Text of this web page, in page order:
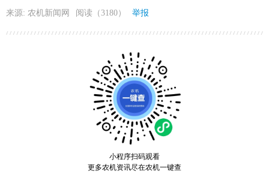
来源: 农机新闻网 阅读（3180） 举报
小程序扫码观看
更多农机资讯尽在农机一键查